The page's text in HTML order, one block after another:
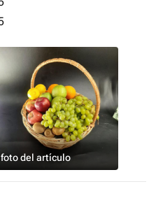
изменение
с натуральным декором.
употребить в течение 3-5
foto del artículo